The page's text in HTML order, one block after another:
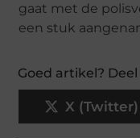
gaat met de
een stuk
Goed artikel?
X (Twitter)